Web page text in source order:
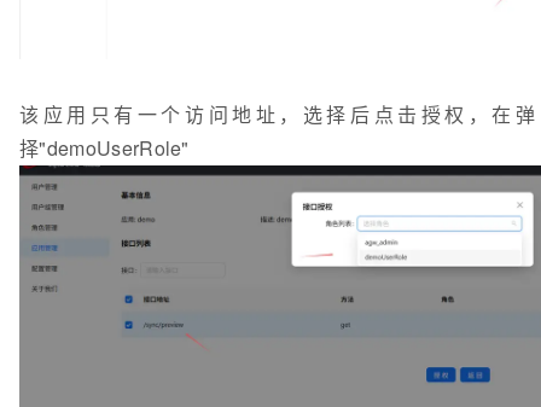
该应用只有一个访问地址，选择后点击授权，在
择"demoUserRole"